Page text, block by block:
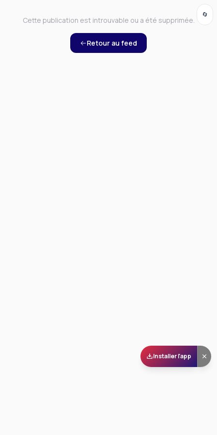
Cette publication est introuvable ou a été supprimée.
Retour au feed
Installer l'app
🔄